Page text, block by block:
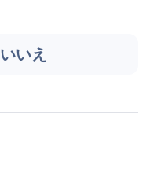
いいえ